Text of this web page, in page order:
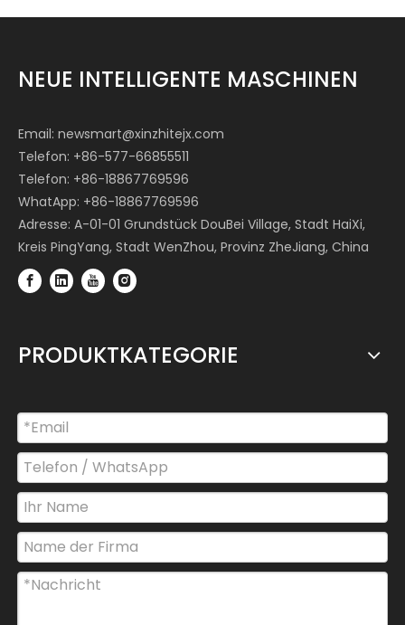
NEUE INTELLIGENTE MASCHINEN
Email: newsmart@xinzhitejx.com
Telefon: +86-577-66855511
Telefon: +86-18867769596
WhatApp: +86-18867769596
Adresse: A-01-01 Grundstück DouBei Village, Stadt HaiXi,
Kreis PingYang, Stadt WenZhou, Provinz ZheJiang, China
PRODUKTKATEGORIE